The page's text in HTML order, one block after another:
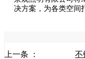
决方案，为各类空间
上一条 ：
不